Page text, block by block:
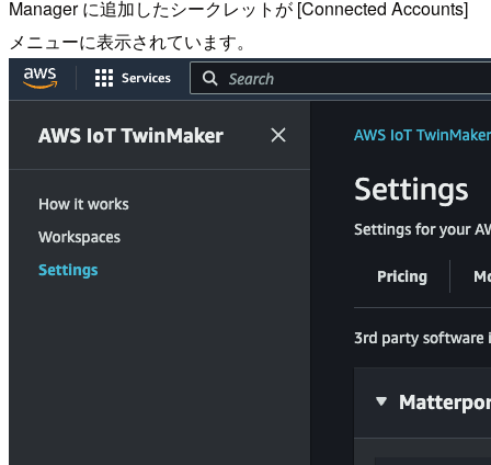
Manager に追加したシークレットが [Connected Accounts]
メニューに表示されています。